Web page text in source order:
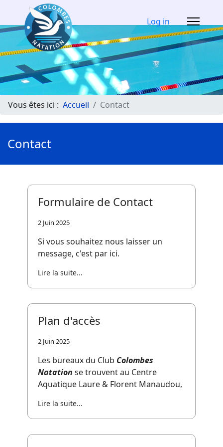
Log in
Vous êtes ici : Accueil Contact
Contact
Formulaire de Contact
2 Juin 2025
Si vous souhaitez nous laisser un
message, c'est par ici.
Lire la suite...
Plan d'accès
2 Juin 2025
Les bureaux du Club Colombes
Natation se trouvent au Centre
Aquatique Laure & Florent Manaudou,
Lire la suite...